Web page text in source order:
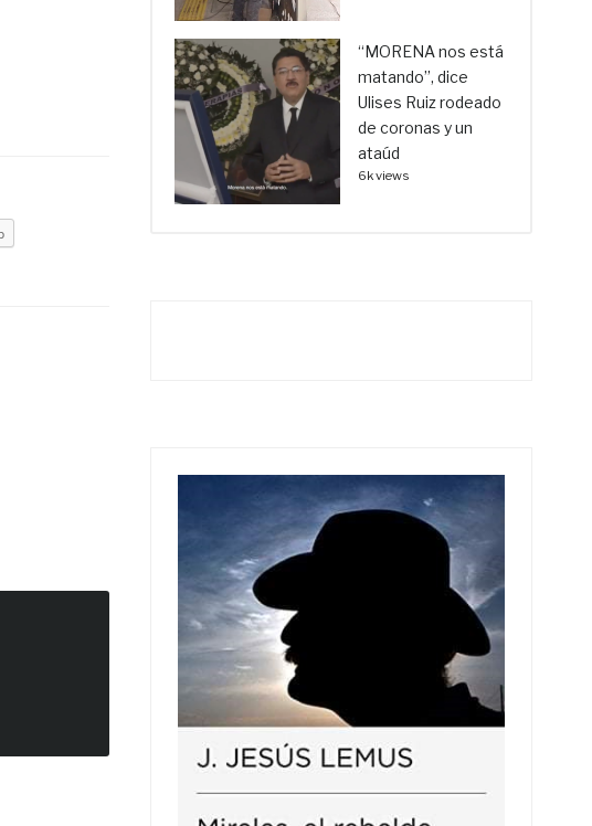
“MORENA nos está
matando”, dice
Ulises Ruiz rodeado
de coronas y un
ataúd
6k views